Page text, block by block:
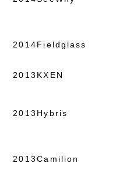
2014Fieldglass
2013 KXEN
2013 Hybris
2013 Camilion